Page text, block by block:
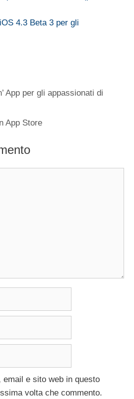
4.3 Beta 3 per gli
App per gli appassionati di
App Store
email e sito web in questo
volta che commento.